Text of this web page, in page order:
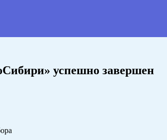
успешно завершен